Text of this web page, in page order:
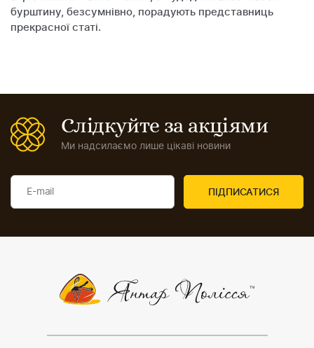
бурштину, безсумнівно, порадують представниць
прекрасної статі.
Слідкуйте за акціями
Ми надсилаємо лише цікаві новини